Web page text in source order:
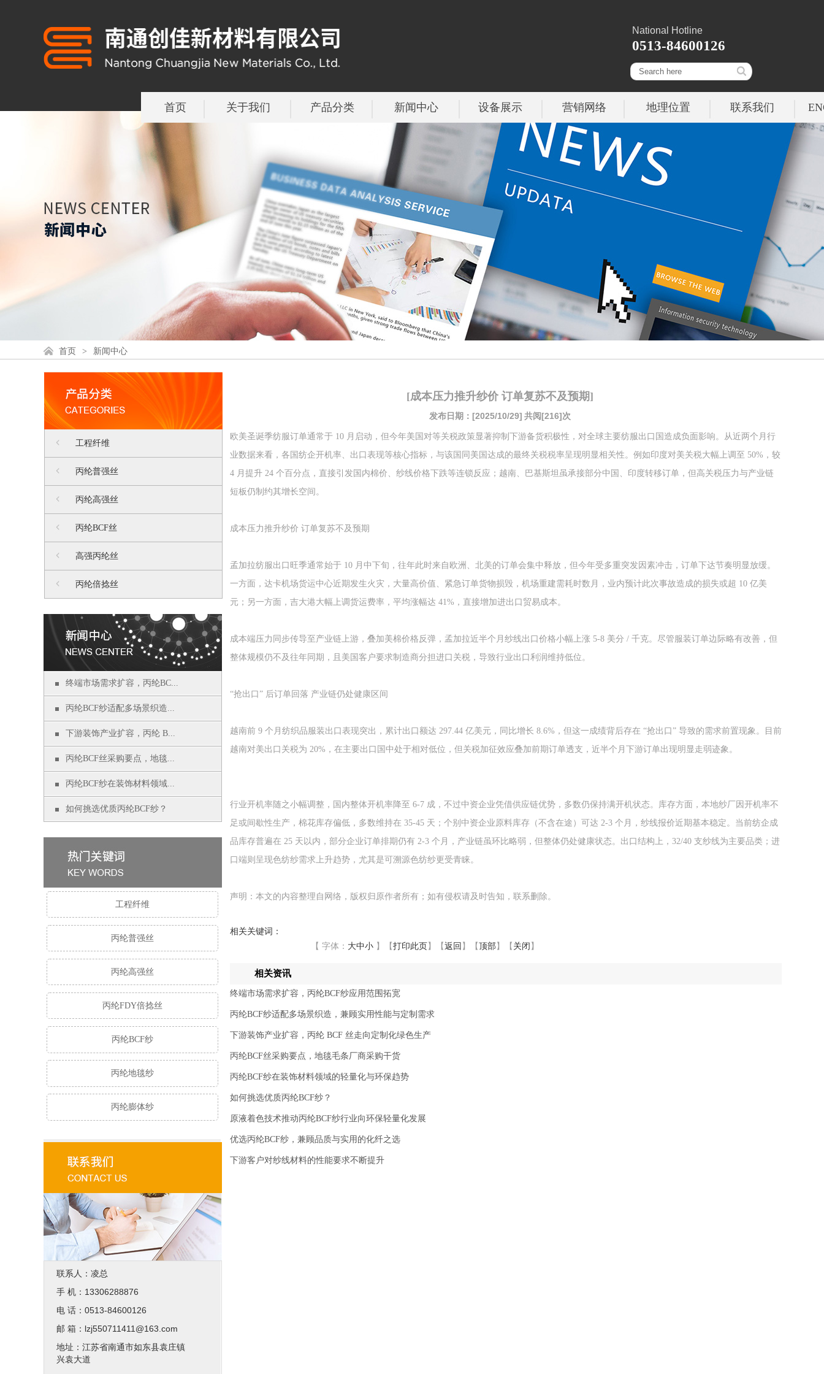
National Hotline
0513-84600126
首页 关于我们 产品分类 新闻中心 设备展示 营销网络 地理位置 联系我们
首页 > 新闻中心
工程纤维
丙纶普强丝
丙纶高强丝
丙纶BCF丝
高强丙纶丝
丙纶倍捻丝
终端市场需求扩容，丙纶BC...
丙纶BCF纱适配多场景织造...
下游装饰产业扩容，丙纶 B...
丙纶BCF丝采购要点，地毯...
丙纶BCF纱在装饰材料领域...
如何挑选优质丙纶BCF纱？
工程纤维
丙纶普强丝
丙纶高强丝
丙纶FDY倍捻丝
丙纶BCF纱
丙纶地毯纱
丙纶膨体纱
联系人：凌总
手 机：13306288876
电 话：0513-84600126
邮 箱：lzj550711411@163.com
地址：江苏省南通市如东县袁庄镇
兴袁大道
[成本压力推升纱价 订单复苏不及预期]
发布日期：[2025/10/29] 共阅[216]次
欧美圣诞季纺服订单通常于 10 月启动，但今年美国对等关税政策显著抑制下游备货积极性，对全球主要纺服出口国造成负面影响。从近两个月行
业数据来看，各国纺企开机率、出口表现等核心指标，与该国同美国达成的最终关税税率呈现明显相关性。例如印度对美关税大幅上调至 50%，较
4 月提升 24 个百分点，直接引发国内棉价、纱线价格下跌等连锁反应；越南、巴基斯坦虽承接部分中国、印度转移订单，但高关税压力与产业链
短板仍制约其增长空间。
成本压力推升纱价 订单复苏不及预期
孟加拉纺服出口旺季通常始于 10 月中下旬，往年此时来自欧洲、北美的订单会集中释放，但今年受多重突发因素冲击，订单下达节奏明显放缓。
一方面，达卡机场货运中心近期发生火灾，大量高价值、紧急订单货物损毁，机场重建需耗时数月，业内预计此次事故造成的损失或超 10 亿美
元；另一方面，吉大港大幅上调货运费率，平均涨幅达 41%，直接增加进出口贸易成本。
成本端压力同步传导至产业链上游，叠加美棉价格反弹，孟加拉近半个月纱线出口价格小幅上涨 5-8 美分 / 千克。尽管服装订单边际略有改善，但
整体规模仍不及往年同期，且美国客户要求制造商分担进口关税，导致行业出口利润维持低位。
“抢出口” 后订单回落 产业链仍处健康区间
越南前 9 个月纺织品服装出口表现突出，累计出口额达 297.44 亿美元，同比增长 8.6%，但这一成绩背后存在 “抢出口” 导致的需求前置现象。目前
越南对美出口关税为 20%，在主要出口国中处于相对低位，但关税加征效应叠加前期订单透支，近半个月下游订单出现明显走弱迹象。
行业开机率随之小幅调整，国内整体开机率降至 6-7 成，不过中资企业凭借供应链优势，多数仍保持满开机状态。库存方面，本地纱厂因开机率不
足或间歇性生产，棉花库存偏低，多数维持在 35-45 天；个别中资企业原料库存（不含在途）可达 2-3 个月，纱线报价近期基本稳定。当前纺企成
品库存普遍在 25 天以内，部分企业订单排期仍有 2-3 个月，产业链虽环比略弱，但整体仍处健康状态。出口结构上，32/40 支纱线为主要品类；进
口端则呈现色纺纱需求上升趋势，尤其是可溯源色纺纱更受青睐。
声明：本文的内容整理自网络，版权归原作者所有；如有侵权请及时告知，联系删除。
相关关键词：
【 字体： 大中小】 【 打印此页 】 【 返回 】 【 顶部 】 【 关闭 】
相关资讯
终端市场需求扩容，丙纶BCF纱应用范围拓宽
丙纶BCF纱适配多场景织造，兼顾实用性能与定制需求
下游装饰产业扩容，丙纶 BCF 丝走向定制化绿色生产
丙纶BCF丝采购要点，地毯毛条厂商采购干货
丙纶BCF纱在装饰材料领域的轻量化与环保趋势
如何挑选优质丙纶BCF纱？
原液着色技术推动丙纶BCF纱行业向环保轻量化发展
优选丙纶BCF纱，兼顾品质与实用的化纤之选
下游客户对纱线材料的性能要求不断提升